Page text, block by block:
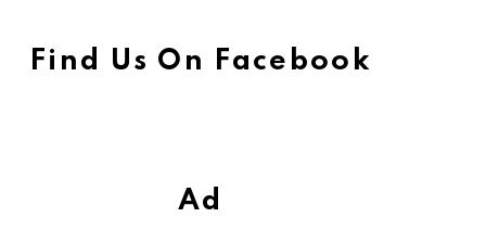
Find Us On Facebook
Ad